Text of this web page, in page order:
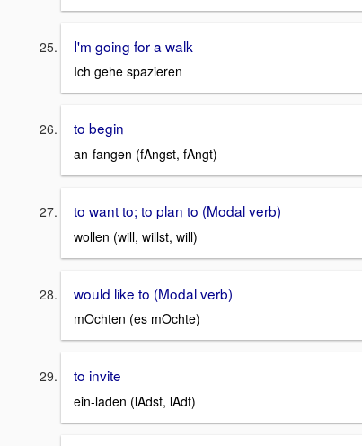
I'm going for a walk
Ich gehe spazieren
to begin
an-fangen (fAngst, fAngt)
to want to; to plan to (Modal verb)
wollen (will, willst, will)
would like to (Modal verb)
mOchten (es mOchte)
to invite
ein-laden (lAdst, lAdt)